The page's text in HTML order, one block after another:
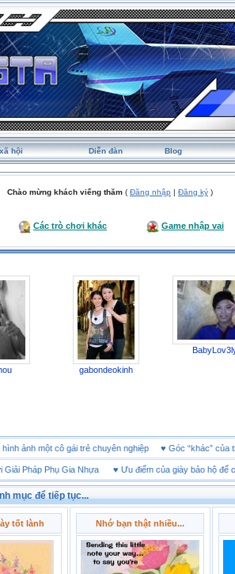
hội Diễn đàn Blog
Chào mừng khách viếng thăm ( Đăng nhập | Đăng ký )
Các trò chơi khác Game nhập vai
gabondeokinh
dựng hình ảnh một cô gái trẻ chuyên nghiệp♥Góc
Phụ Gia Nhựa♥Ưu điểm của giày bảo hộ đế cao su
mục để tiếp tục...
tốt lành Nhớ bạn thật nhiều...